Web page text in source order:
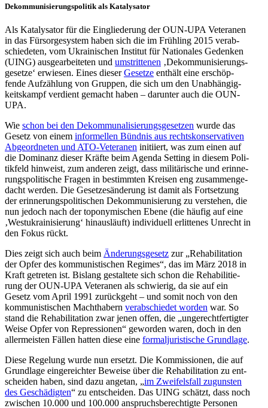
Dekom­mu­ni­sie­rungs­po­li­tik als Katalysator
Als Kata­ly­sa­tor für die Ein­glie­de­rung der OUN-UPA Vete­ra­nen
in das Für­sor­ge­sys­tem haben sich die im Früh­ling 2015 ver­ab­
schie­de­ten, vom Ukrai­ni­schen Insti­tut für Natio­na­les Geden­ken
(UING) aus­ge­ar­bei­te­ten und umstrit­te­nen ‚Dekom­mu­ni­sie­rungs­
ge­setze‘ erwie­sen. Eines dieserGesetze enthält eine erschöp­
fende Auf­zäh­lung von Gruppen, die sich um den Unab­hän­gig­
keits­kampf ver­dient gemacht haben – dar­un­ter auch die OUN-
UPA.
Wie schon bei den Dekom­mu­na­li­sie­rungs­ge­set­zen wurde das
Gesetz von einem infor­mel­len Bündnis aus rechts­kon­ser­va­ti­ven
Abge­ord­ne­ten und ATO-Vete­ra­nen initi­iert, was zum einen auf
die Domi­nanz dieser Kräfte beim Agenda Setting in diesem Poli­
tik­feld hin­weist, zum anderen zeigt, dass mili­tä­ri­sche und erin­ne­
rungs­po­li­ti­sche Fragen in bestimm­ten Kreisen eng zusam­men­ge­
dacht werden. Die Geset­zes­än­de­rung ist damit als Fort­set­zung
der erin­ne­rungs­po­li­ti­schen Dekom­mu­ni­sie­rung zu ver­ste­hen, die
nun jedoch nach der topony­mi­schen Ebene (die häufig auf eine
‚West­ukrai­ni­sie­rung‘ hin­aus­läuft) indi­vi­du­ell erlit­te­nes Unrecht in
den Fokus rückt.
Dies zeigt sich auch beim Ände­rungs­ge­setz zur „Reha­bi­li­ta­tion
der Opfer des kom­mu­nis­ti­schen Regimes“, das im März 2018 in
Kraft getre­ten ist. Bislang gestal­tete sich schon die Reha­bi­li­tie­
rung der OUN-UPA Vete­ra­nen als schwie­rig, da sie auf ein
Gesetz vom April 1991 zurück­geht – und somit noch von den
kom­mu­nis­ti­schen Macht­ha­bern ver­ab­schie­det worden war. So
stand die Reha­bi­li­ta­tion zwar jenen offen, die „unge­recht­fer­tig­ter
Weise Opfer von Repres­sio­nen“ gewor­den waren, doch in den
aller­meis­ten Fällen hatten diese eine for­mal­ju­ris­ti­sche Grund­lage.
Diese Rege­lung wurde nun ersetzt. Die Kom­mis­sio­nen, die auf
Grund­lage ein­ge­reich­ter Beweise über die Reha­bi­li­ta­tion zu ent­
schei­den haben, sind dazu angetan, „im Zwei­fels­fall zuguns­ten
des Geschä­dig­ten“ zu ent­schei­den. Das UING schätzt, dass noch
zwi­schen 10.000 und 100.000 anspruchs­be­rech­tigte Per­so­nen